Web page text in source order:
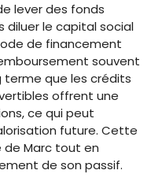
lever des fonds
diluer le capital social
de financement
souvent
que les crédits
offrent une
ce qui peut
future. Cette
de Marc tout en
de son passif.